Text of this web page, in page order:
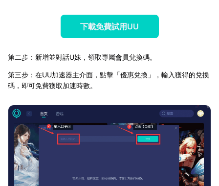
下載免費試用UU
第二步：新增並對話U妹，領取專屬會員兌換碼。
第三步：在UU加速器主介面，點擊「優惠兌換」，輸入獲得的兌換
碼，即可免費獲取加速時數。